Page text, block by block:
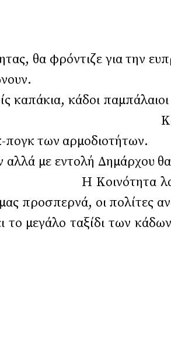
Θα
θα φρόντιζε για την
οι πολίτες
παμπάλαιοι
γεμάτοι. Και
Ο
με εντολή Δημάρχου
Η Κοινότητα
προσπερνά, οι πολίτες
το μεγάλο ταξίδι των